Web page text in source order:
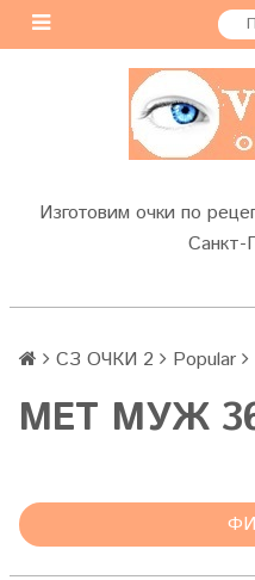
Изготовим очки по
Санкт-
СЗ ОЧКИ 2 Popular
МЕТ МУЖ